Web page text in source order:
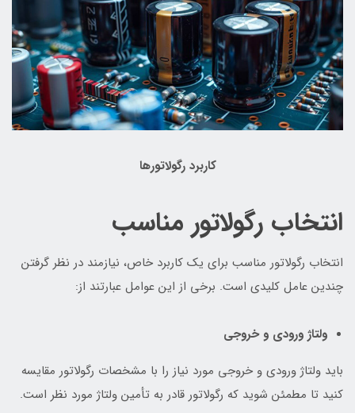
کاربرد رگولاتورها
انتخاب رگولاتور مناسب
انتخاب رگولاتور مناسب برای یک کاربرد خاص، نیازمند در نظر گرفتن
چندین عامل کلیدی است. برخی از این عوامل عبارتند از:
ولتاژ ورودی و خروجی
باید ولتاژ ورودی و خروجی مورد نیاز را با مشخصات رگولاتور مقایسه
کنید تا مطمئن شوید که رگولاتور قادر به تأمین ولتاژ مورد نظر است.